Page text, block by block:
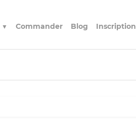
▼ Commander Blog Inscription